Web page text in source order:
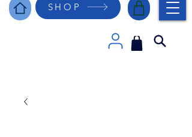
SHOP